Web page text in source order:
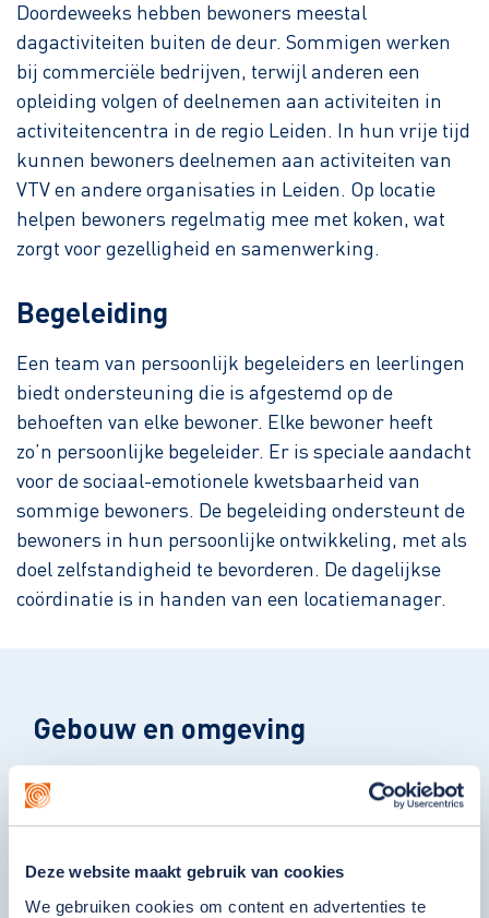
Deze website maakt gebruik van cookies
We gebruiken cookies om content en advertenties te
Doordeweeks hebben bewoners meestal
dagactiviteiten buiten de deur. Sommigen werken
bij commerciële bedrijven, terwijl anderen een
opleiding volgen of deelnemen aan activiteiten in
activiteitencentra in de regio Leiden. In hun vrije tijd
kunnen bewoners deelnemen aan activiteiten van
VTV en andere organisaties in Leiden. Op locatie
helpen bewoners regelmatig mee met koken, wat
zorgt voor gezelligheid en samenwerking.
Begeleiding
Een team van persoonlijk begeleiders en leerlingen
biedt ondersteuning die is afgestemd op de
behoeften van elke bewoner. Elke bewoner heeft
zo’n persoonlijke begeleider. Er is speciale aandacht
voor de sociaal-emotionele kwetsbaarheid van
sommige bewoners. De begeleiding ondersteunt de
bewoners in hun persoonlijke ontwikkeling, met als
doel zelfstandigheid te bevorderen. De dagelijkse
coördinatie is in handen van een locatiemanager.
Gebouw en omgeving
Liviuslaan 20 is onderdeel van een locatie met
twee woningen, elk met ruimte voor negen
gezamenlijke huiskamer op de begane grond en
alle bewoners hebben een eigen zit/slaapkamer